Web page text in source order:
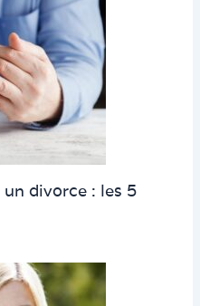
divorce : les 5